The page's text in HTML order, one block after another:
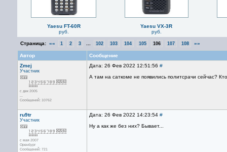
Yaesu FT-60R
руб.
Yaesu VX-3R
руб.
Страница: «« 1 2 3 102 103 104 105 106 107 108 »»
Автор
Сообщение
Zmej
Участник
с дек 2005
...
Сообщений: 10762
Дата: 26 Фев 2022 12:51:56 #
А там на саткоме не появились политсрачи сейчас?
ru9tr
Участник
с мая 2007
Оренбург
Сообщений: 721
Дата: 26 Фев 2022 14:23:54 #
Ну а как же без них? Бывает...